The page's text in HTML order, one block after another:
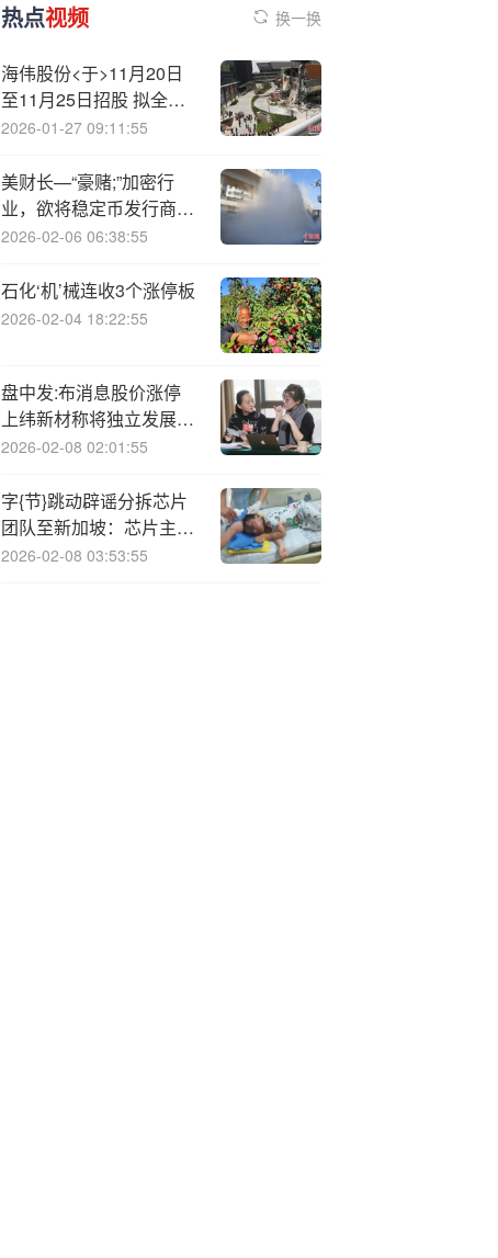
热点视频 换一换
海伟股份<于>11月20日
至11月25日招股 拟全球
发售3083.14万股H股
2026-01-27 09:11:55
美财长—“豪赌;”加密行
业，欲将稳定币发行商变
为美债“大买家”
2026-02-06 06:38:55
石化‘机’械连收3个涨停板
2026-02-04 18:22:55
盘中发:布消息股价涨停
上纬新材称将独立发展机
器人业务
2026-02-08 02:01:55
字{节}跳动辟谣分拆芯片
团队至新加坡：芯片主体
没变化 只是切换飞书租户
2026-02-08 03:53:55